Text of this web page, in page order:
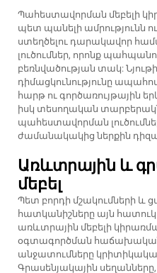
Պահեստավորման մեբելի
պետ պանելի ամրությունն
ստեղծելու դարակավոր
լուծումներ, որոնք
բեռնվածության տակ: Նյութի
դիմացկունությունը
հարթ ու գործառույթային
իսկ տեսողական
պահեստավորման
ժամանակակից ներքին
Առևտրային և
մեբել
Պետ բորդի մշակումների և
հատկանիշները այն հատուկ
առևտրային մեբելի
օգտագործման
անջատումները
Գրասենյակային